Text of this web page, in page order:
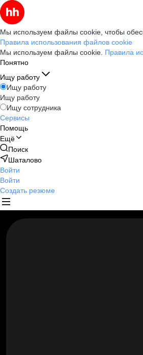
Мы используем файлы cookie, чтобы
Правила использования файлов cookie
Мы используем файлы cookie. Правила
Понятно
Ищу работу
Ищу работу
Ищу работу
Ищу сотрудника
Сервисы
Помощь
Ещё
Поиск
Шаталово
Войти
Войти
Создать резюме